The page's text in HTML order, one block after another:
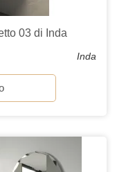
03 di Inda
Inda